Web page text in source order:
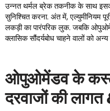
उन्नत थर्मल ब्रेक तकनीक के साथ
सुनिश्चित करना. अंत में, एल्युमीनियम
लकड़ी का पारंपरिक लुक. जबकि
क्लासिक सौंदर्यबोध चाहने वालों को
ओपुओमेंडव के
दरवाजों की